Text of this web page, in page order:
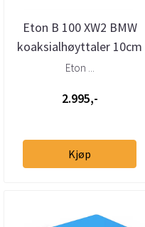
Eton B 100 XW2 BMW
koaksialhøyttaler 10cm
W2-kurv
Eton ...
2.995,-
Kjøp